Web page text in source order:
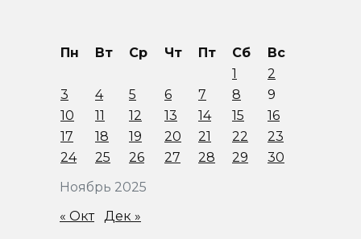
Ноябрь 2025
Пн Вт Ср Чт Пт Сб
Вс
1
2
3
4 5 6 7 8
9
10
11 12 13 14 15
16
17
18 19 20 21 22
23
24
25 26 27 28 29 30
« Окт Дек »